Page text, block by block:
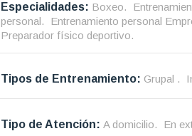
Especialidades: Boxeo.
personal.
Entrenamiento personal
Preparador físico deportivo.
Tipos de Entrenamiento: Grupal .
Tipo de Atención: A domicilio. En